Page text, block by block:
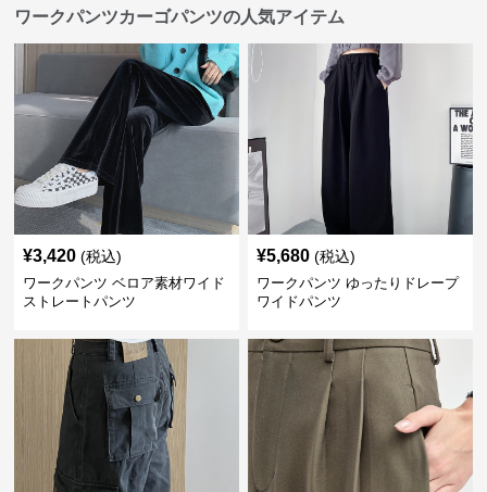
ワークパンツカーゴパンツの人気アイテム
¥3,420 (税込)
ワークパンツ ベロア素材ワイド
ストレートパンツ
¥5,680 (税込)
ワークパンツ ゆったりドレープ
ワイドパンツ